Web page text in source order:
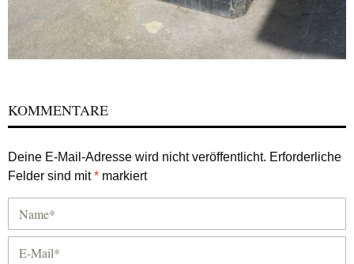
KOMMENTARE
Deine E-Mail-Adresse wird nicht veröffentlicht. Erforderliche
Felder sind mit* markiert